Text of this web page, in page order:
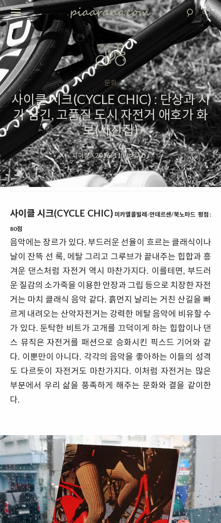
문화
사이클 시크(CYCLE CHIC) : 단상과 시
가 담긴, 고품질 도시 자전거 애호가 화
보(사진집)
피아랑·2016. 11.· 0/
사이클 시크(CYCLE CHIC) 미카엘콜빌레-안데르센/북노마드 평점 :
80점
음악에는 장르가 있다. 부드러운 선율이 흐르는 클래식이나
날이 잔뜩 선 록, 메탈 그리고 그루브가 끝내주는 힙합과 흥
겨운 댄스처럼 자전거 역시 마찬가지다. 이를테면, 부드러
운 질감의 소가죽을 이용한 안장과 그립 등으로 치장한 자전
거는 마치 클래식 음악 같다. 흙먼지 날리는 거친 산길을 빠
르게 내려오는 산악자전거는 강력한 메탈 음악에 비유할 수
가 있다. 둔탁한 비트가 고개를 끄덕이게 하는 힙합이나 댄
스 뮤직은 자전거를 패션으로 승화시킨 픽스드 기어와 같
다. 이뿐만이 아니다. 각각의 음악을 좋아하는 이들의 성격
도 다르듯이 자전거도 마찬가지다. 이처럼 자전거는 많은
부분에서 우리 삶을 풍족하게 해주는 문화와 결을 같이한
다.